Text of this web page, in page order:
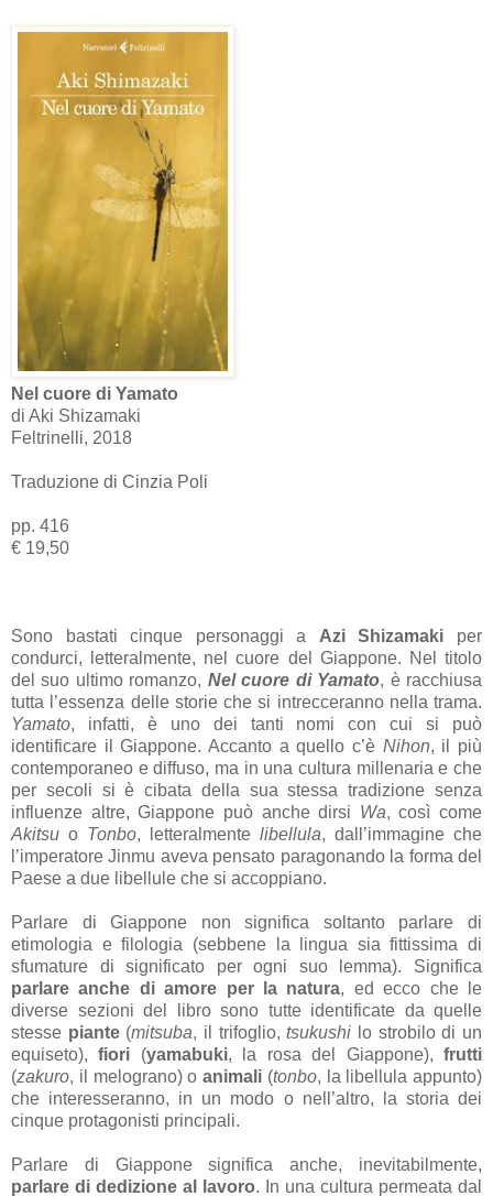
Nel cuore di Yamato
di Aki Shizamaki
Feltrinelli, 2018
Traduzione di Cinzia Poli
pp. 416
€ 19,50
Sono bastati cinque personaggi a Azi Shizamaki per
condurci, letteralmente, nel cuore del Giappone. Nel titolo
del suo ultimo romanzo, Nel cuore di Yamato, è racchiusa
tutta l’essenza delle storie che si intrecceranno nella trama.
Yamato, infatti, è uno dei tanti nomi con cui si può
identificare il Giappone. Accanto a quello c’è Nihon, il più
contemporaneo e diffuso, ma in una cultura millenaria e che
per secoli si è cibata della sua stessa tradizione senza
influenze altre, Giappone può anche dirsi Wa, così come
Akitsu o Tonbo, letteralmente libellula, dall’immagine che
l’imperatore Jinmu aveva pensato paragonando la forma del
Paese a due libellule che si accoppiano.
Parlare di Giappone non significa soltanto parlare di
etimologia e filologia (sebbene la lingua sia fittissima di
sfumature di significato per ogni suo lemma). Significa
parlare anche di amore per la natura, ed ecco che le
diverse sezioni del libro sono tutte identificate da quelle
stesse piante(mitsuba, il trifoglio,tsukushi lo strobilo di un
equiseto),fiori (yamabuki, la rosa del Giappone),frutti
(zakuro, il melograno) o animali (tonbo, la libellula appunto)
che interesseranno, in un modo o nell’altro, la storia dei
cinque protagonisti principali.
Parlare di Giappone significa anche, inevitabilmente,
parlare di dedizione al lavoro. In una cultura permeata dal